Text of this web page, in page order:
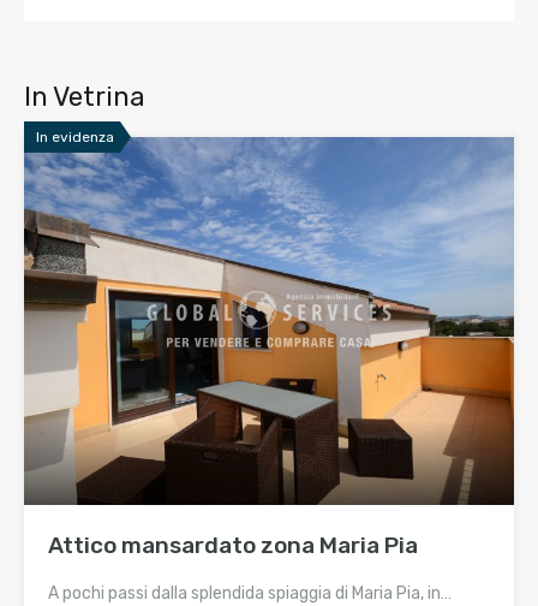
In Vetrina
In evidenza
Attico mansardato zona Maria Pia
A pochi passi dalla splendida spiaggia di Maria Pia, in…